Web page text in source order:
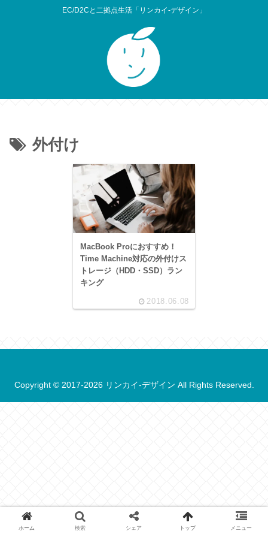
EC/D2Cと二拠点生活「リンカイ-デザイン」
外付け
MacBook Proにおすすめ！
Time Machine対応の外付けス
トレージ（HDD・SSD）ラン
キング
2018.06.08
Copyright © 2017-2026 リンカイ-デザイン All Rights Reserved.
ホーム 検索 シェア トップ メニュー